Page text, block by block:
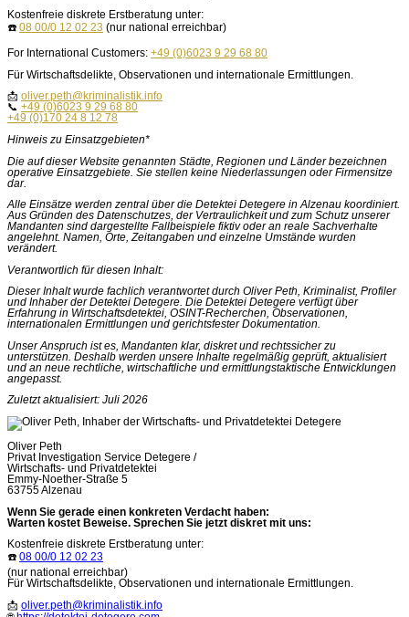
Kostenfreie diskrete Erstberatung unter:
☎️ 08 00/0 12 02 23 (nur national erreichbar)
For International Customers: +49 (0)6023 9 29 68 80
Für Wirtschaftsdelikte, Observationen und internationale Ermittlungen.
📩 oliver.peth@kriminalistik.info
📞 +49 (0)6023 9 29 68 80
+49 (0)170 24 8 12 78
Hinweis zu Einsatzgebieten*
Die auf dieser Website genannten Städte, Regionen und Länder bezeichnen
operative Einsatzgebiete. Sie stellen keine Niederlassungen oder Firmensitze
dar.
Alle Einsätze werden zentral über die Detektei Detegere in Alzenau koordiniert.
Aus Gründen des Datenschutzes, der Vertraulichkeit und zum Schutz unserer
Mandanten sind dargestellte Fallbeispiele fiktiv oder an reale Sachverhalte
angelehnt. Namen, Orte, Zeitangaben und einzelne Umstände wurden
verändert.
Verantwortlich für diesen Inhalt:
Dieser Inhalt wurde fachlich verantwortet durch Oliver Peth, Kriminalist, Profiler
und Inhaber der Detektei Detegere. Die Detektei Detegere verfügt über
Erfahrung in Wirtschaftsdetektei, OSINT-Recherchen, Observationen,
internationalen Ermittlungen und gerichtsfester Dokumentation.
Unser Anspruch ist es, Mandanten klar, diskret und rechtssicher zu
unterstützen. Deshalb werden unsere Inhalte regelmäßig geprüft, aktualisiert
und an neue rechtliche, wirtschaftliche und ermittlungstaktische Entwicklungen
angepasst.
Zuletzt aktualisiert: Juli 2026
Oliver Peth
Privat Investigation Service Detegere /
Wirtschafts- und Privatdetektei
Emmy-Noether-Straße 5
63755 Alzenau
Wenn Sie gerade einen konkreten Verdacht haben:
Warten kostet Beweise. Sprechen Sie jetzt diskret mit uns:
Kostenfreie diskrete Erstberatung unter:
☎️ 08 00/0 12 02 23
(nur national erreichbar)
Für Wirtschaftsdelikte, Observationen und internationale Ermittlungen.
📩 oliver.peth@kriminalistik.info